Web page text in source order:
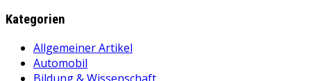
Kategorien
Allgemeiner Artikel
Automobil
Bildung & Wissenschaft